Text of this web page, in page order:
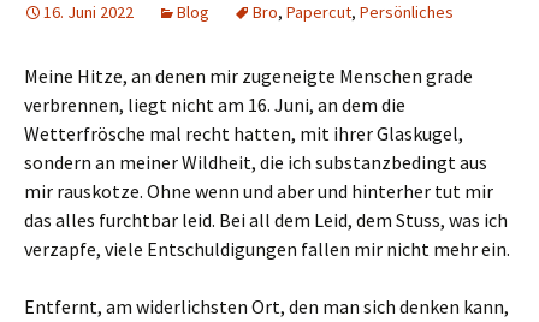
16. Juni 2022 Blog Bro, Papercut, Persönliches
Meine Hitze, an denen mir zugeneigte Menschen grade
verbrennen, liegt nicht am 16. Juni, an dem die
Wetterfrösche mal recht hatten, mit ihrer Glaskugel,
sondern an meiner Wildheit, die ich substanzbedingt aus
mir rauskotze. Ohne wenn und aber und hinterher tut mir
das alles furchtbar leid. Bei all dem Leid, dem Stuss, was ich
verzapfe, viele Entschuldigungen fallen mir nicht mehr ein.
Entfernt, am widerlichsten Ort, den man sich denken kann,